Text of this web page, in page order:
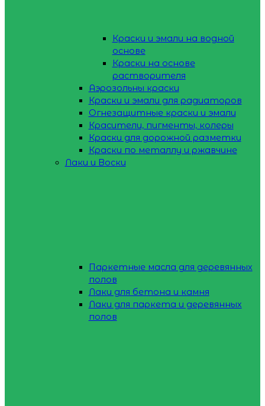
Краски и эмали на водной
основе
Краски на основе
растворителя
Аэрозольны краски
Краски и эмали для радиаторов
Огнезащитные краски и эмали
Красители, пигменты, колеры
Краски для дорожной разметки
Краски по металлу и ржавчине
Лаки и Воски
Паркетные масла для деревянных
полов
Лаки для бетона и камня
Лаки для паркета и деревянных
полов